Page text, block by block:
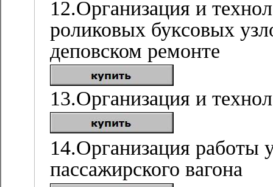
12.Организация и
роликовых буксовых
деповском ремонте
13.Организация и
14.Организация работы
пассажирского вагона